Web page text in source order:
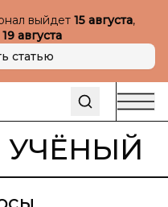
выйдет 15 августа,
19 августа
статью